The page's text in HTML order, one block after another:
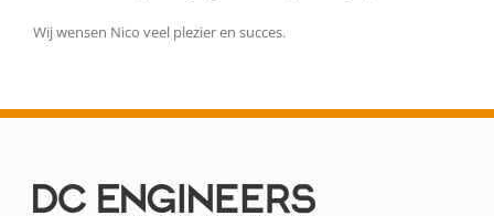
Wij wensen Nico veel plezier en succes.